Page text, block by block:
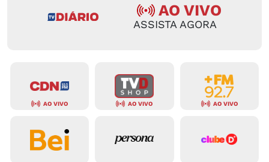
AO VIVO
ASSISTA AGORA
AO VIVO AO VIVO AO VIVO